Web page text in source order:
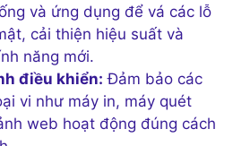
và ứng dụng để vá các lỗ
cải thiện hiệu suất và
năng mới.
điều khiển: Đảm bảo các
vi như máy in, máy quét
web hoạt động đúng cách